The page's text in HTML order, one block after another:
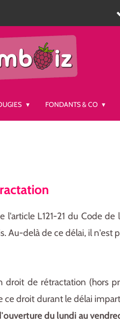
FONDANTS & CO
l'article L121-21 du Code
Au-delà de ce délai, il n'est
droit de rétractation (hors
ce droit durant le délai
du lundi au